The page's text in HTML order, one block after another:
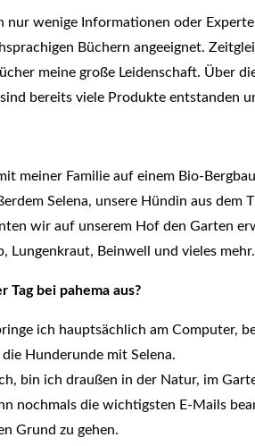
nur wenige Informationen oder
Büchern angeeignet.
meine große Leidenschaft. Über
bereits viele Produkte entstanden
meiner Familie auf einem Bio-
Selena, unsere Hündin aus
wir auf unserem Hof den Garten
Lungenkraut, Beinwell und vieles
Tag bei pahema aus?
ich hauptsächlich am Computer,
Hunderunde mit Selena.
bin ich draußen in der Natur, im
nochmals die wichtigsten E-Mails
Grund zu gehen.